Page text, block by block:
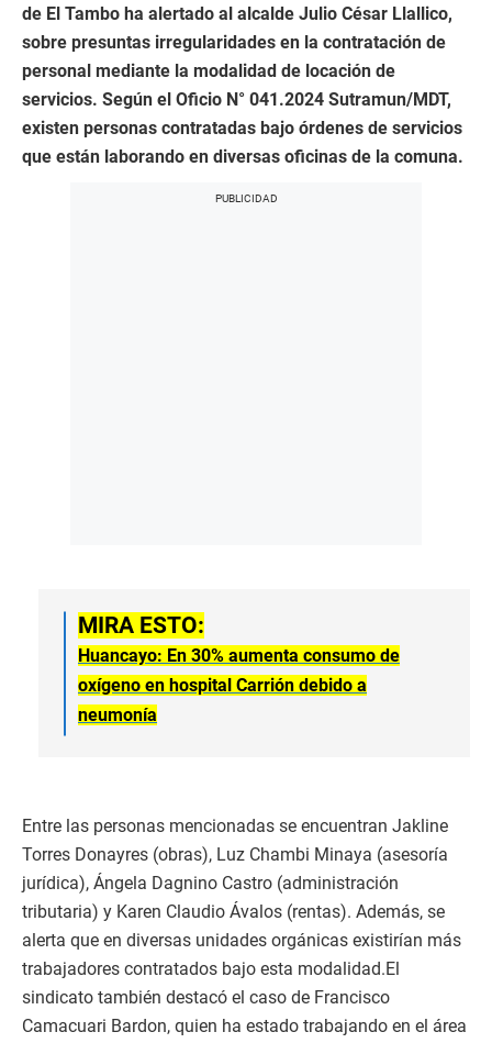
de El Tambo ha alertado al alcalde Julio César Llallico,
sobre presuntas irregularidades en la contratación de
personal mediante la modalidad de locación de
servicios. Según el Oficio N° 041.2024 Sutramun/MDT,
existen personas contratadas bajo órdenes de servicios
que están laborando en diversas oficinas de la comuna.
MIRA ESTO:
Huancayo: En 30% aumenta consumo de
oxígeno en hospital Carrión debido a
neumonía
Entre las personas mencionadas se encuentran Jakline
Torres Donayres (obras), Luz Chambi Minaya (asesoría
jurídica), Ángela Dagnino Castro (administración
tributaria) y Karen Claudio Ávalos (rentas). Además, se
alerta que en diversas unidades orgánicas existirían más
trabajadores contratados bajo esta modalidad.El
sindicato también destacó el caso de Francisco
Camacuari Bardon, quien ha estado trabajando en el área